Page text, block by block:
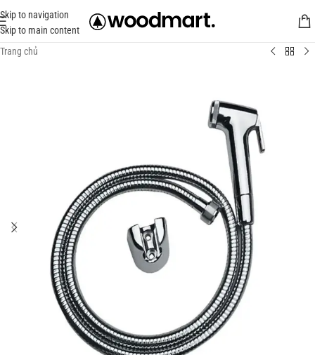
Skip to navigation
Skip to main content
Trang chủ